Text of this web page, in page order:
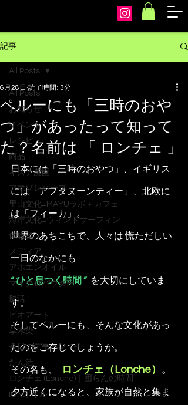
記事
All Posts
お知らせ
イベント
レシピ
商品
キズナ農園
アマゾンハーブ
里山文化=MAYUラボ＋カフェ
海岸文化=ウィンドサーフィン
体験談
メディア
アホエンオイル
マイクロパウダー
脳活
ビオアート
草木染
今日のデモハン
たん活
ロンチェ (Lonche)｜団らんの時間
IGNオイル
All Posts
ペルーにも「三時のおや
つ」があったって知って
た？名前は 「 ロンチェ 」
6月28日 読了時間: 3分
日本には「三時のおやつ」、イギリス
には「アフタヌーンティー」、北欧に
は「フィーカ」。
世界のあちこちで、人々は 慌ただしい
一日のなかにも
“ ひと息つく時間 ” を大切にしていま
す。
そしてペルーにも、そんな文化があっ
たのをご存じでしょうか。
その名も、 ロンチェ（Lonche） 。
夕方近くになると、家族が自然と集ま